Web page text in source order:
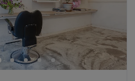
Friseur in deiner Nähe?
& Monsieur in Frankfurt,
Hier wirst du verwöhnt und
wird mit passender
vorbei und lass dich